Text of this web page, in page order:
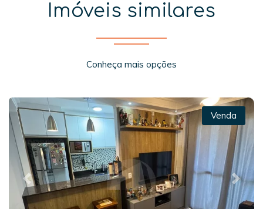
Imóveis similares
Conheça mais opções
Previous Next
Venda